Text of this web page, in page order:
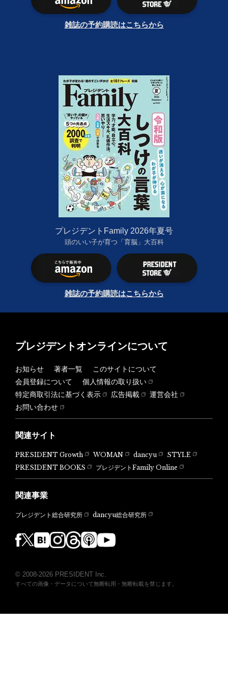
雑誌の予約購読はこちらから
プレジデントFamily 2026年夏号
頭のいい子が育つ「育脳」大百科
雑誌の予約購読はこちらから
プレジデントオンラインについて
お知らせ 著者一覧
このサイトについて
会員登録について
個人情報の取り扱い
特定商取引法に基づく表示
広告掲載
運営会社
お問い合わせ
関連サイト
PRESIDENT Growth WOMAN dancyu
STYLE
PRESIDENT BOOKS
プレジデントFamily Online
関連事業
プレジデント総合研究所 dancyu総合研究所
© 2008-2026 PRESIDENT Inc.
すべての画像・データについて無断転用・無断転載を禁じます。